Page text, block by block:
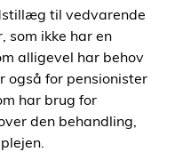
til vedvarende
som ikke har en
alligevel har behov
også for pensionister
har brug for
den behandling,